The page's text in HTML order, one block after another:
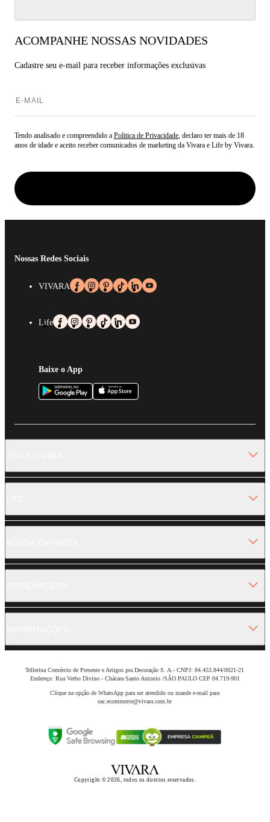
ACOMPANHE NOSSAS NOVIDADES
Cadastre seu e-mail para receber informações exclusivas
Tendo analisado e compreendido a Politica de Privacidade , declaro ter mais de 18
anos de idade e aceito receber comunicados de marketing da Vivara e Life by Vivara.
Nossas Redes Sociais
VIVARA
Life
Baixe o App
Tellerina Comércio de Presente e Artigos pra Decoração S. A.- CNPJ: 84.453.844/0021-21
Endereço: Rua Verbo Divino - Chácara Santo Antonio /SÃO PAULO CEP 04.719-901
Clique na opção de WhatsApp para ser atendido ou mande e-mail para
sac.ecommerce@vivara.com.br
Copyright © 2026, todos os direitos reservados.